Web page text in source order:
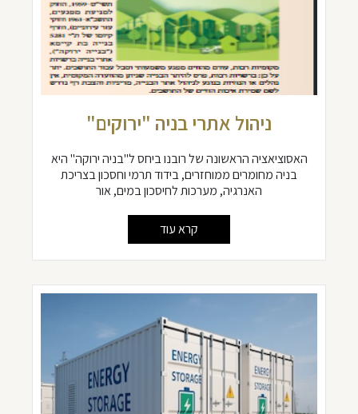
ניהול אתרי בניה "ירוקים"
האסוציאציה הראשונה של רובנו ביחס ל"בניה ירוקה" היא
בניה מחומרים ממוחזרים, בידוד תרמי וחסכון בצריכת
האנרגיה, מערכות לחיסכון במים, אור
קרא עוד